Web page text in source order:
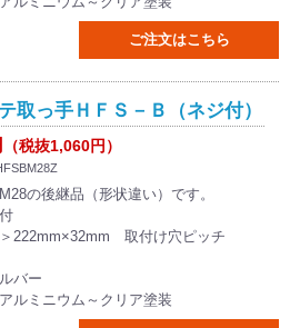
ご注文はこちら
取っ手ＨＦＳ－Ｂ（ネジ付）
（税抜1,060円）
の後継品（形状違い）です。
222mm×32mm 取付け穴ピッチ
バー
ルミニウム～クリア塗装